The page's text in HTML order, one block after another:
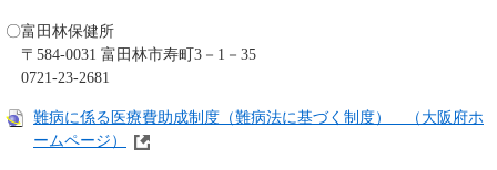
〇富田林保健所
〒584-0031 富田林市寿町3－1－35
0721-23-2681
難病に係る医療費助成制度（難病法に基づく制度） （大阪府ホ
ームページ）